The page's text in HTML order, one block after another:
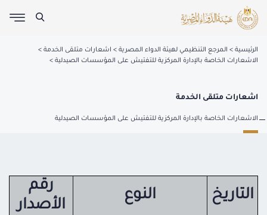
الرئيسية المرجع التنظيمي لهيئة الدواء المصرية
اشعارات متلقى الخدمة
الاشعارات الخاصة بالإدارة المركزية للتفتيش على المؤسسات الصيدلية
اشعارات متلقى الخدمة
الاشعارات الخاصة بالإدارة المركزية للتفتيش على المؤسسات الصيدلية
التاريخ النوع
رقم
الأصدار